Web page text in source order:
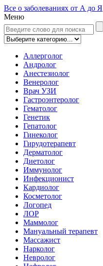
Все о заболеваниях от А до Я
Меню
Аллерголог
Андролог
Анестезиолог
Венеролог
Врач УЗИ
Гастроэнтеролог
Гематолог
Генетик
Гепатолог
Гинеколог
Гирудотерапевт
Дерматолог
Диетолог
Иммунолог
Инфекционист
Кардиолог
Косметолог
Логопед
ЛОР
Маммолог
Мануальный терапевт
Массажист
Нарколог
Невролог